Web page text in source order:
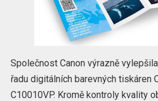
Společnost Canon výrazně
řadu digitálních barevných tiskáren
C10010VP. Kromě kontroly kvality